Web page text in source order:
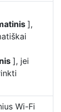
],
], jei
Wi-Fi